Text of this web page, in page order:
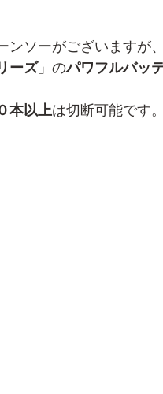
ンソーがございますが
ーズ」のパワフルバッ
本以上は切断可能です。